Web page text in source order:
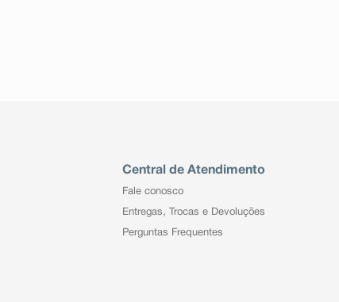
Central de Atendimento
Fale conosco
Entregas, Trocas e Devoluções
Perguntas Frequentes